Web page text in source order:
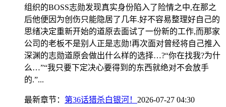
组织的BOSS志勋发现真实身份陷入了险情之中,在那之
后他便因为创伤只能隐居了几年.好不容易整理好自己的
思绪决定重新开始的道原去面试了一份新的工作,而那家
公司的老板不是别人正是志勋!再次面对曾经将自己推入
深渊的志勋道原会做出什么样的选择…?“你在找我?为什
么…”“我只要下定决心要得到的东西就绝对不会放手
的.”...
最新章节： 第36话猎杀白银河！ 2026-07-27 04:30